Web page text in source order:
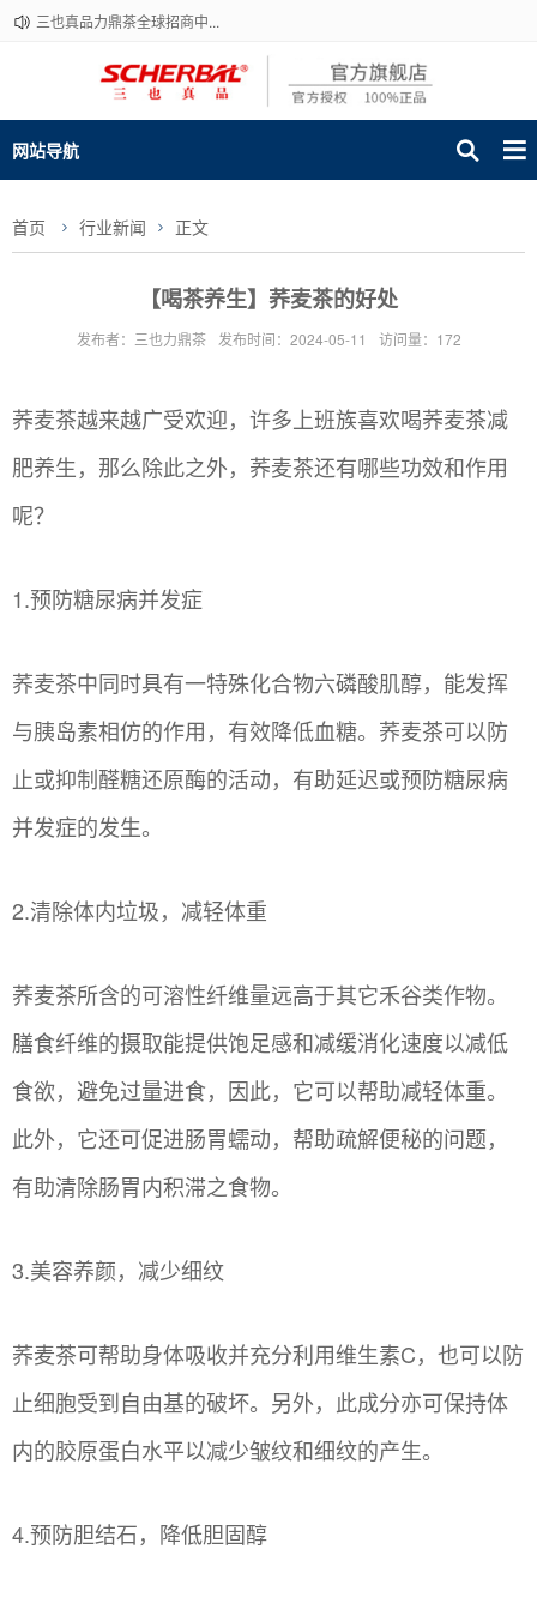
三也真品力鼎茶全球招商中...
网站导航
首页 行业新闻 正文
【喝茶养生】荞麦茶的好处
发布者：三也力鼎茶 发布时间：2024-05-11 访问量：172
荞麦茶越来越广受欢迎，许多上班族喜欢喝荞麦茶减
肥养生，那么除此之外，荞麦茶还有哪些功效和作用
呢？
1.预防糖尿病并发症
荞麦茶中同时具有一特殊化合物六磷酸肌醇，能发挥
与胰岛素相仿的作用，有效降低血糖。荞麦茶可以防
止或抑制醛糖还原酶的活动，有助延迟或预防糖尿病
并发症的发生。
2.清除体内垃圾，减轻体重
荞麦茶所含的可溶性纤维量远高于其它禾谷类作物。
膳食纤维的摄取能提供饱足感和减缓消化速度以减低
食欲，避免过量进食，因此，它可以帮助减轻体重。
此外，它还可促进肠胃蠕动，帮助疏解便秘的问题，
有助清除肠胃内积滞之食物。
3.美容养颜，减少细纹
荞麦茶可帮助身体吸收并充分利用维生素C，也可以防
止细胞受到自由基的破坏。另外，此成分亦可保持体
内的胶原蛋白水平以减少皱纹和细纹的产生。
4.预防胆结石，降低胆固醇